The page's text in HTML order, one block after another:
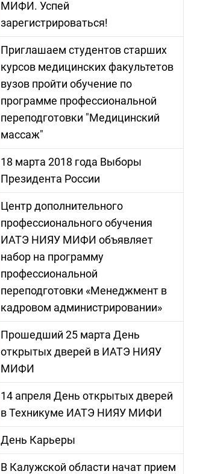
МИФИ. Успей
зарегистрироваться!
Приглашаем студентов старших
курсов медицинских факультетов
вузов пройти обучение по
программе профессиональной
переподготовки "Медицинский
массаж"
18 марта 2018 года Выборы
Президента России
Центр дополнительного
профессионального обучения
ИАТЭ НИЯУ МИФИ объявляет
набор на программу
профессиональной
переподготовки «Менеджмент в
кадровом администрировании»
Прошедший 25 марта День
открытых дверей в ИАТЭ НИЯУ
МИФИ
14 апреля День открытых дверей
в Техникуме ИАТЭ НИЯУ МИФИ
День Карьеры
В Калужской области начат прием